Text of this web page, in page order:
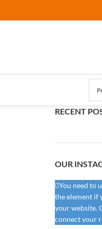
RECENT
OUR
You need to
the element if
your website.
connect your